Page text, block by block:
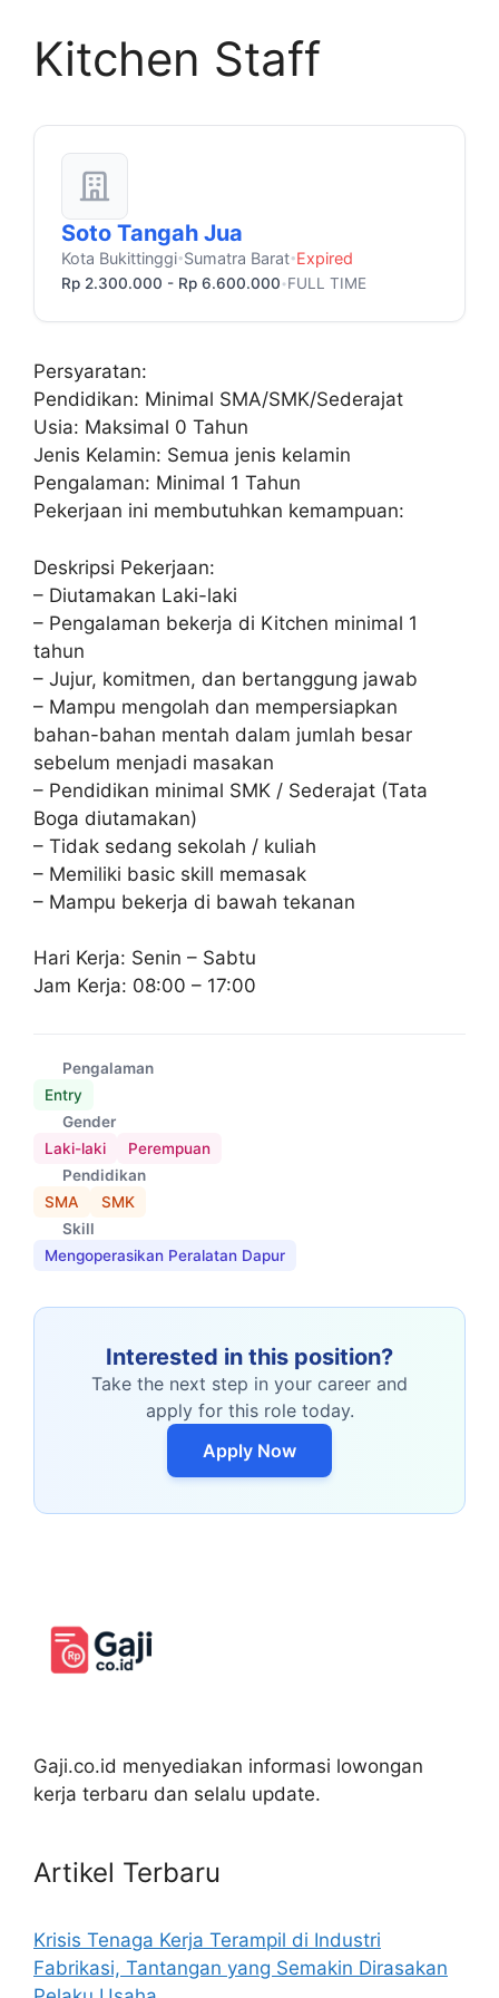
Kitchen Staff
Soto Tangah Jua
Kota Bukittinggi•Sumatra Barat•Expired
Rp 2.300.000 - Rp 6.600.000 •FULL TIME
Persyaratan:
Pendidikan: Minimal SMA/SMK/Sederajat
Usia: Maksimal 0 Tahun
Jenis Kelamin: Semua jenis kelamin
Pengalaman: Minimal 1 Tahun
Pekerjaan ini membutuhkan kemampuan:
Deskripsi Pekerjaan:
– Diutamakan Laki-laki
– Pengalaman bekerja di Kitchen minimal 1
tahun
– Jujur, komitmen, dan bertanggung jawab
– Mampu mengolah dan mempersiapkan
bahan-bahan mentah dalam jumlah besar
sebelum menjadi masakan
– Pendidikan minimal SMK / Sederajat (Tata
Boga diutamakan)
– Tidak sedang sekolah / kuliah
– Memiliki basic skill memasak
– Mampu bekerja di bawah tekanan
Hari Kerja: Senin – Sabtu
Jam Kerja: 08:00 – 17:00
Pengalaman
Entry
Gender
Laki-laki
Perempuan
Pendidikan
SMA
SMK
Skill
Mengoperasikan Peralatan Dapur
Interested in this position?
Take the next step in your career and
apply for this role today.
Apply Now
Gaji.co.id menyediakan informasi lowongan
kerja terbaru dan selalu update.
Artikel Terbaru
Krisis Tenaga Kerja Terampil di Industri
Fabrikasi, Tantangan yang Semakin Dirasakan